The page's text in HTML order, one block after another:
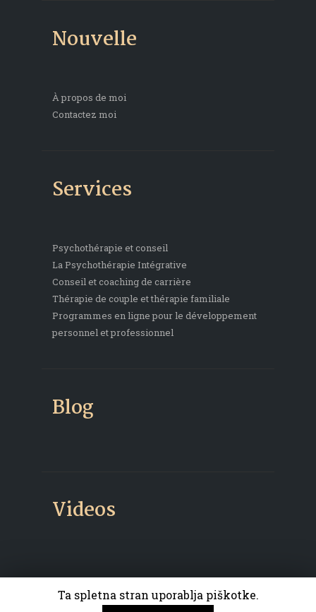
Nouvelle
À propos de moi
Contactez moi
Services
Psychothérapie et conseil
La Psychothérapie Intégrative
Conseil et coaching de carrière
Thérapie de couple et thérapie familiale
Programmes en ligne pour le développement
personnel et professionnel
Blog
Videos
Petra Tekavec © 2026 All rights reserved.
Ta spletna stran uporablja piškotke.